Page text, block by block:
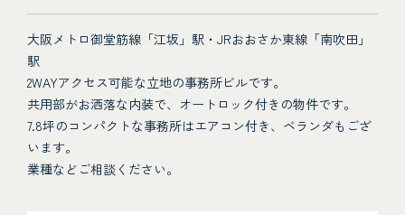
大阪メトロ御堂筋線「江坂」駅・JRおおさか東線「南吹田」
駅
2WAYアクセス可能な立地の事務所ビルです。
共用部がお洒落な内装で、オートロック付きの物件です。
7.8坪のコンパクトな事務所はエアコン付き、ベランダもござ
います。
業種などご相談ください。